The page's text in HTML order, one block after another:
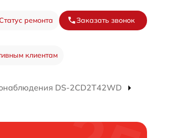
ремонта Заказать звонок
клиентам
DS-2CD2T42WD